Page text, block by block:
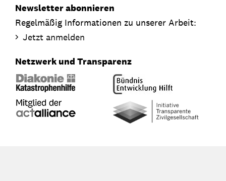
Newsletter abonnieren
Regelmäßig Informationen zu unserer Arbeit:
Jetzt anmelden
Netzwerk und Transparenz